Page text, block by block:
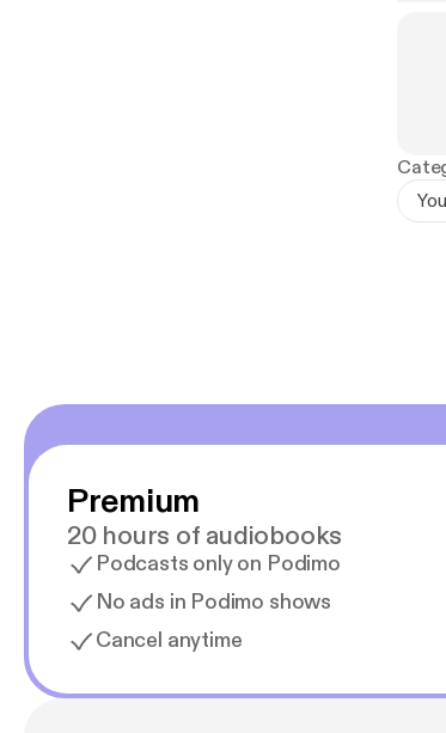
Premium
20 hours of audiobooks
Podcasts only on Podimo
No ads in Podimo shows
Cancel anytime